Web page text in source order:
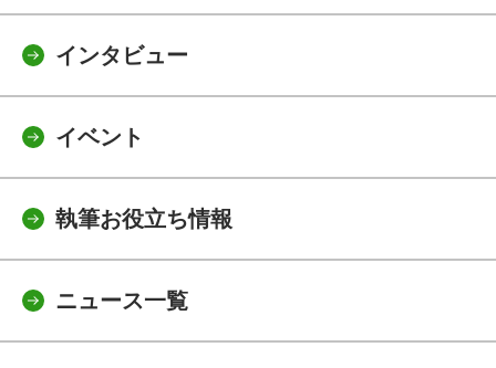
インタビュー
イベント
執筆お役立ち情報
ニュース一覧